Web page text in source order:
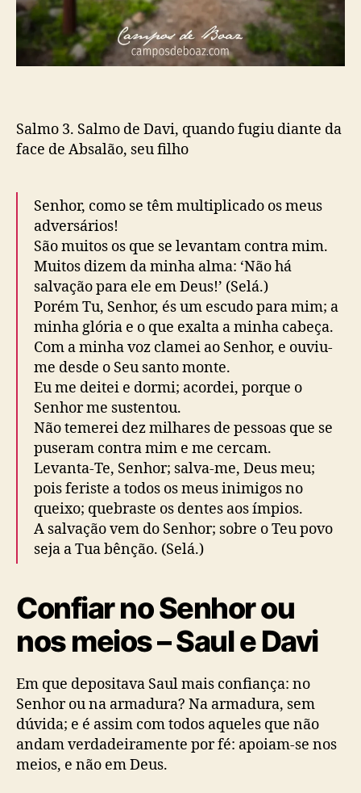
Salmo 3. Salmo de Davi, quando fugiu diante da
face de Absalão, seu filho
Senhor, como se têm multiplicado os meus
adversários!
São muitos os que se levantam contra mim.
Muitos dizem da minha alma: ‘Não há
salvação para ele em Deus!’ (Selá.)
Porém Tu, Senhor, és um escudo para mim; a
minha glória e o que exalta a minha cabeça.
Com a minha voz clamei ao Senhor, e ouviu-
me desde o Seu santo monte.
Eu me deitei e dormi; acordei, porque o
Senhorme sustentou.
Não temerei dez milhares de pessoas que se
puseram contra mim e me cercam.
Levanta-Te, Senhor; salva-me, Deus meu;
pois feriste a todos os meus inimigos no
queixo; quebraste os dentes aos ímpios.
A salvação vem do Senhor; sobre oTeu povo
seja a Tua bênção. (Selá.)
Confiar no Senhor ou
nos meios – Saul e Davi
Em que depositava Saul mais confiança: no
Senhor ou na armadura? Na armadura, sem
dúvida; e é assim com todos aqueles que não
andam verdadeiramente por fé: apoiam-se nos
meios, e não em Deus.